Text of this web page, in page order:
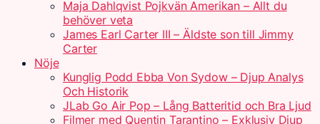
Maja Dahlqvist Pojkvän Amerikan – Allt du
behöver veta
James Earl Carter III – Äldste son till Jimmy
Carter
Nöje
Kunglig Podd Ebba Von Sydow – Djup Analys
Och Historik
JLab Go Air Pop – Lång Batteritid och Bra Ljud
Filmer med Quentin Tarantino – Exklusiv Djup